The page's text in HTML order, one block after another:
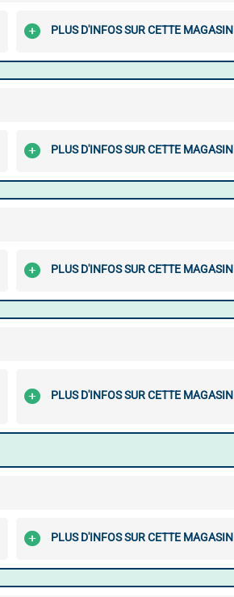
PLUS D'INFOS SUR CETTE MAGASIN
PLUS D'INFOS SUR CETTE MAGASIN
PLUS D'INFOS SUR CETTE MAGASIN
PLUS D'INFOS SUR CETTE MAGASIN
PLUS D'INFOS SUR CETTE MAGASIN